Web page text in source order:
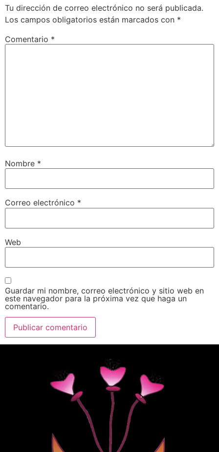
Tu dirección de correo electrónico no será publicada.
Los campos obligatorios están marcados con *
Comentario *
Nombre *
Correo electrónico *
Web
Guardar mi nombre, correo electrónico y sitio web en
este navegador para la próxima vez que haga un
comentario.